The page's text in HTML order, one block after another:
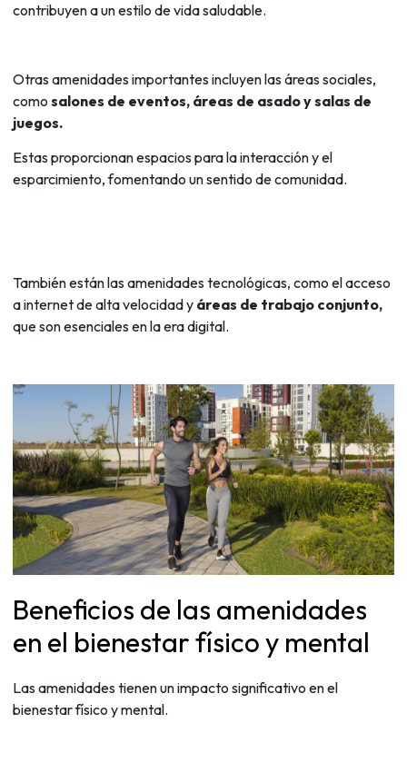
contribuyen a un estilo de vida saludable.
Otras amenidades importantes incluyen las áreas sociales,
como salones de eventos, áreas de asado y salas de
juegos.
Estas proporcionan espacios para la interacción y el
esparcimiento, fomentando un sentido de comunidad.
También están las amenidades tecnológicas, como el acceso
a internet de alta velocidad y áreas de trabajo conjunto,
que son esenciales en la era digital.
Beneficios de las amenidades
en el bienestar físico y mental
Las amenidades tienen un impacto significativo en el
bienestar físico y mental.